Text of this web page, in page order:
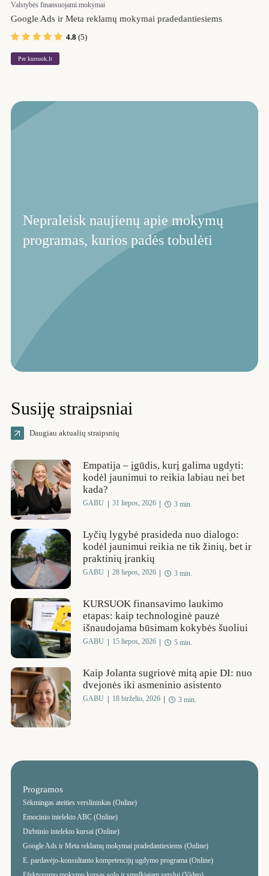
Valstybės finansuojami mokymai
Google Ads ir Meta reklamų mokymai pradedantiesiems
4.8 (5)
Per kursuok.lt
Nepraleisk naujienų apie mokymų
programas, kurios padės tobulėti
Susiję straipsniai
Daugiau aktualių straipsnių
Empatija – įgūdis, kurį galima ugdyti:
kodėl jaunimui to reikia labiau nei bet
kada?
GABU 31 liepos, 2026 3 min.
Lyčių lygybė prasideda nuo dialogo:
kodėl jaunimui reikia ne tik žinių, bet ir
praktinių įrankių
GABU 28 liepos, 2026 3 min.
KURSUOK finansavimo laukimo
etapas: kaip technologinė pauzė
išnaudojama būsimam kokybės šuoliui
GABU 15 liepos, 2026 5 min.
Kaip Jolanta sugriovė mitą apie DI: nuo
dvejonės iki asmeninio asistento
GABU 18 birželio, 2026 3 min.
Programos
Sėkmingas ateities verslininkas (Online)
Emocinio intelekto ABC (Online)
Dirbtinio intelekto kursai (Online)
Google Ads ir Meta reklamų mokymai pradedantiesiems (Online)
E. pardavėjo-konsultanto kompetencijų ugdymo programa (Online)